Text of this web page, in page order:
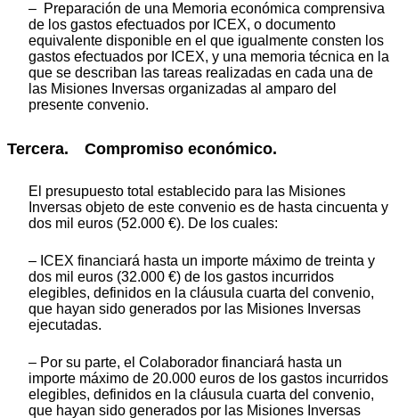
– Preparación de una Memoria económica comprensiva
de los gastos efectuados por ICEX, o documento
equivalente disponible en el que igualmente consten los
gastos efectuados por ICEX, y una memoria técnica en la
que se describan las tareas realizadas en cada una de
las Misiones Inversas organizadas al amparo del
presente convenio.
Tercera. Compromiso económico.
El presupuesto total establecido para las Misiones
Inversas objeto de este convenio es de hasta cincuenta y
dos mil euros (52.000 €). De los cuales:
– ICEX financiará hasta un importe máximo de treinta y
dos mil euros (32.000 €) de los gastos incurridos
elegibles, definidos en la cláusula cuarta del convenio,
que hayan sido generados por las Misiones Inversas
ejecutadas.
– Por su parte, el Colaborador financiará hasta un
importe máximo de 20.000 euros de los gastos incurridos
elegibles, definidos en la cláusula cuarta del convenio,
que hayan sido generados por las Misiones Inversas